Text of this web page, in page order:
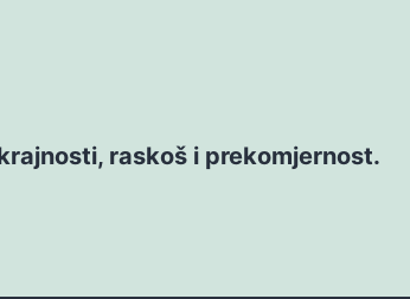
raskoš i prekomjernost.